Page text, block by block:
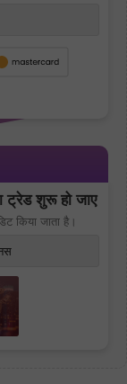
ट्रेड शुरू हो जाए
किया जाता है।